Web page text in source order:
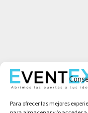
Para ofrecer las mejores